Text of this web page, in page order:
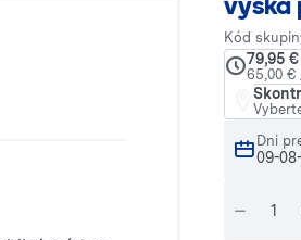
výška
Kód
79,95 €
65,00 €
Dni
09-